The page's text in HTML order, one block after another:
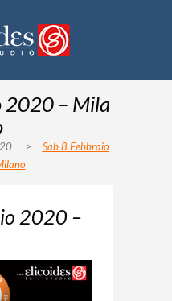
2020 – Mila
>
Sab 8 Febbraio
2020 –